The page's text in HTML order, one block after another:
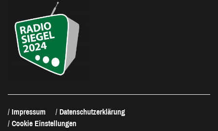
Impressum
Datenschutzerklärung
Cookie Einstellungen